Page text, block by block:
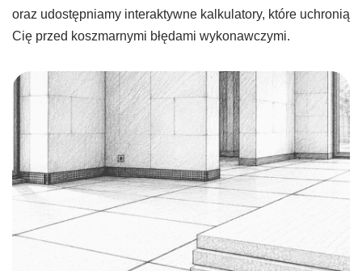
oraz udostępniamy interaktywne kalkulatory, które uchronią
Cię przed koszmarnymi błędami wykonawczymi.